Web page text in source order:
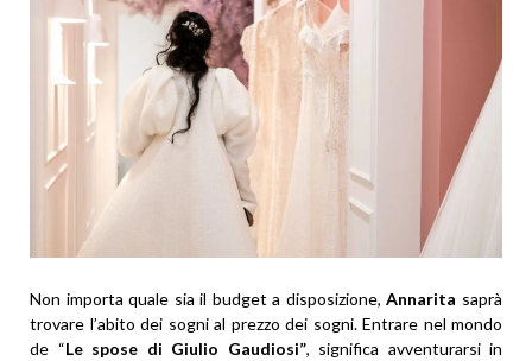
Non importa quale sia il budget a disposizione,Annarita saprà
trovare l’abito dei sogni al prezzo dei sogni. Entrare nel mondo
de “Le spose di Giulio Gaudiosi”, significa avventurarsi in